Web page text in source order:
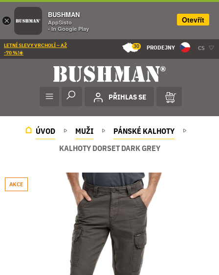
LETNÍ SLEVY VRCHOLÍ – AŽ
-70 %!☀️
30 PRODEJNY CS
PŘIHLAS SE
ÚVOD MUŽI
PÁNSKÉ KALHOTY
KALHOTY DORSET DARK GREY
AKCE
×
BUSHMAN
AppSisto
- In Google Play
Otevřít